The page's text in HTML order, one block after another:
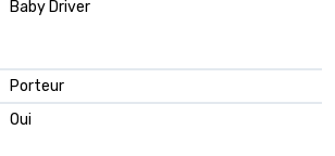
Baby Driver
Porteur
Oui